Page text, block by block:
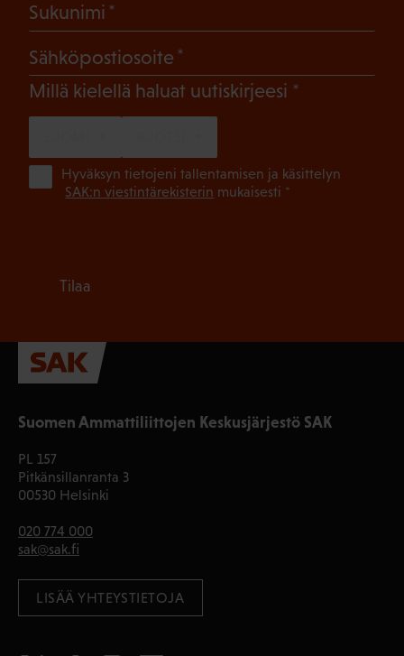
Suomen Ammattiliittojen Keskusjärjestö SAK
PL 157
Pitkänsillanranta 3
00530 Helsinki
020 774 000
sak@sak.fi
LISÄÄ YHTEYSTIETOJA
Sukunimi
Sähköpostiosoite
Millä kielellä haluat uutiskirjeesi (Pakollinen)
Hyväksyn tietojeni tallentamisen ja käsittelyn
SAK:n viestintärekisterin mukaisesti *
Tilaa